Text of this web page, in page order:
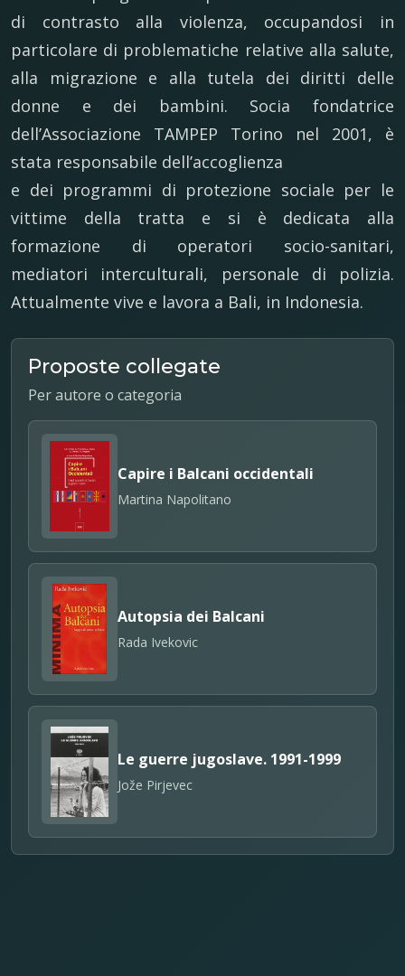
di contrasto alla violenza, occupandosi in
particolare di problematiche relative alla salute,
alla migrazione e alla tutela dei diritti delle
donne e dei bambini. Socia fondatrice
dell’Associazione TAMPEP Torino nel 2001, è
stata responsabile dell’accoglienza
e dei programmi di protezione sociale per le
vittime della tratta e si è dedicata alla
formazione di operatori socio-sanitari,
mediatori interculturali, personale di polizia.
Attualmente vive e lavora a Bali, in Indonesia.
Proposte collegate
Per autore o categoria
Capire i Balcani occidentali
Martina Napolitano
Autopsia dei Balcani
Rada Ivekovic
Le guerre jugoslave. 1991-1999
Jože Pirjevec